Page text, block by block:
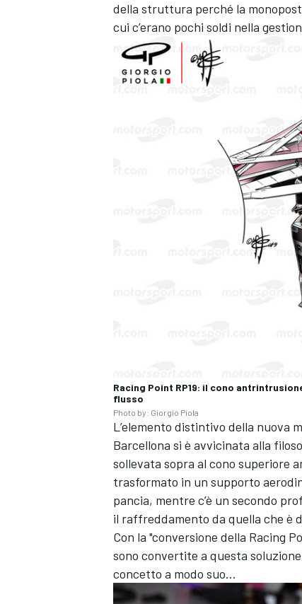
ENDURANCE/GT
della struttura perché la
cui c’erano pochi soldi nella
Racing Point RP19: il cono
flusso
Photo by: Giorgio Piola
L’elemento distintivo della nuova
Barcellona si è avvicinata alla
sollevata sopra al cono superiore
trasformato in un supporto
pancia, mentre c’è un secondo
il raffreddamento da quella che è
Con la "conversione della Racing
sono convertite a questa
concetto a modo suo...